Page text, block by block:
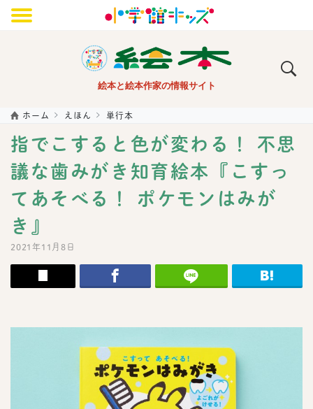
メニュー
絵本と絵本作家の情報サイト
ホーム えほん 単行本
指でこすると色が変わる！ 不思
議な歯みがき知育絵本『こすっ
てあそべる！ ポケモンはみが
き』
2021年11月8日